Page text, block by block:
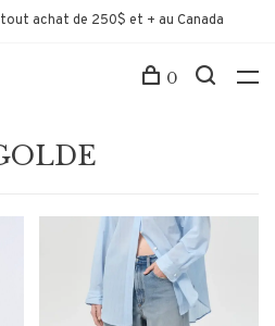
achat de 250$ et + au Canada
0